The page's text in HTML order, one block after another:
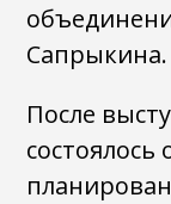
Сапрыкина.
После